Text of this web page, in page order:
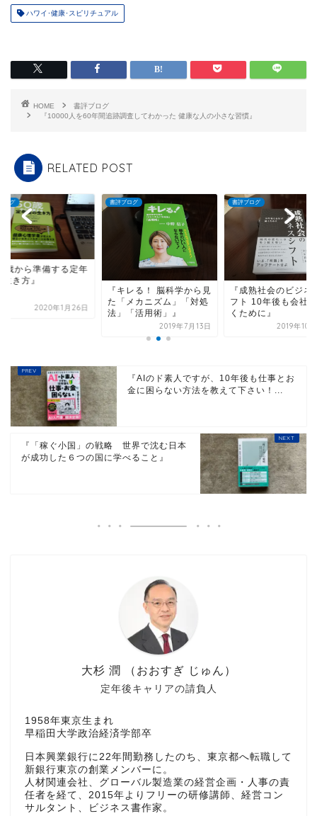
ハワイ･健康･スピリチュアル
HOME
書評ブログ
『10000人を60年間追跡調査してわかった 健康な人の小さな習慣』
RELATED POST
ログ
「活用術」』
書評ブログ
『成熟社会のビジネスシ
フト 10年後も会社が続
くために』
2019年10月26日
書評ブログ
『50歳から準備する
後の生き方』
2020年1
『AIのド素人ですが、10年後も仕事とお
金に困らない方法を教えて下さい！...
『「稼ぐ小国」の戦略 世界で沈む日本
が成功した６つの国に学べること』
定年後キャリアの請負人
大杉 潤 （おおすぎ じゅん）
1958年東京生まれ
早稲田大学政治経済学部卒
日本興業銀行に22年間勤務したのち、東京都へ転職して
新銀行東京の創業メンバーに。
人材関連会社、グローバル製造業の経営企画・人事の責
任者を経て、2015年よりフリーの研修講師、経営コン
サルタント、ビジネス書作家。